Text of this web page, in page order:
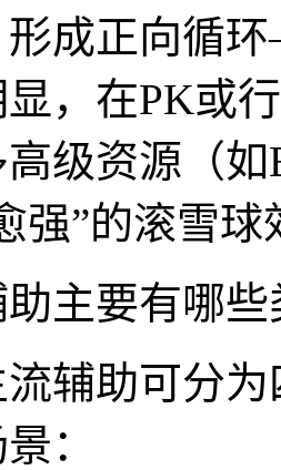
形成正向循
，在PK或
级资源（
强”的滚雪球
主要有哪
辅助可分
：